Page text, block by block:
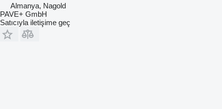
Almanya, Nagold
PAVE+ GmbH
Satıcıyla iletişime geç